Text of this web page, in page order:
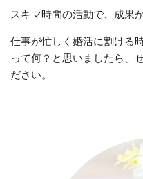
スキマ時間の活動で、成果
仕事が忙しく婚活に割ける
って何？と思いましたら、
ださい。